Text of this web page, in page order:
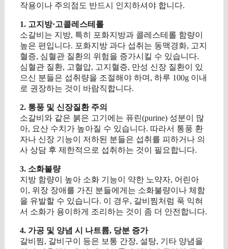
작용이나 주의점도 반드시 인지하셔야 합니다.
1. 고지방·고콜레스테롤
소갈비는 지방, 특히 포화지방과 콜레스테롤 함량이
높은 편입니다. 포화지방 과다 섭취는 동맥경화, 고지
혈증, 심혈관 질환의 위험을 증가시킬 수 있습니다.
심혈관 질환, 고혈압, 고지혈증, 만성 신장 질환이 있
으신 분들은 섭취량을 조절해야 하며, 하루 100g 이내
로 권장하는 것이 바람직합니다.
2. 통풍 및 신장질환 주의
소갈비와 같은 붉은 고기에는 퓨린(purine) 성분이 많
아, 요산 수치가 높아질 수 있습니다. 따라서 통풍 환
자나 신장 기능이 저하된 분들은 섭취를 피하거나 의
사 상담 후 제한적으로 섭취하는 것이 필요합니다.
3. 소화불량
지방 함량이 높아 소화 기능이 약한 노약자, 어린아
이, 위장 장애를 가진 분들에게는 소화불량이나 체함
을 유발할 수 있습니다. 이 경우, 갈비찜처럼 푹 익혀
서 소화가 용이하게 조리하는 것이 좀 더 안전합니다.
4. 가공 및 양념 시 나트륨, 당분 증가
갈비찜, 갈비구이 등은 보통 간장, 설탕, 기타 양념을